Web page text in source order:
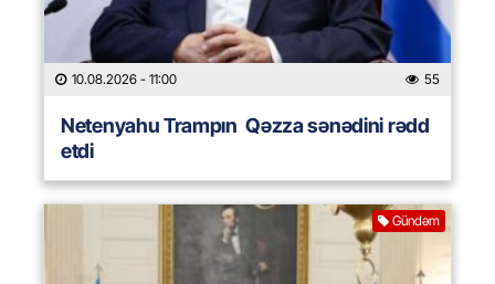
10.08.2026 - 11:00 55
Netenyahu Trampın Qəzza sənədini rədd
etdi
Gündəm